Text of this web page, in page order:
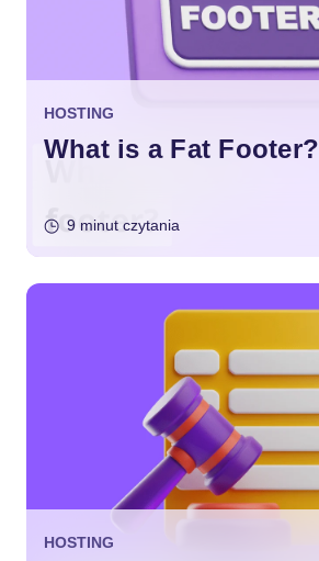
HOSTING
What is a Fat Footer?
9 minut czytania
HOSTING